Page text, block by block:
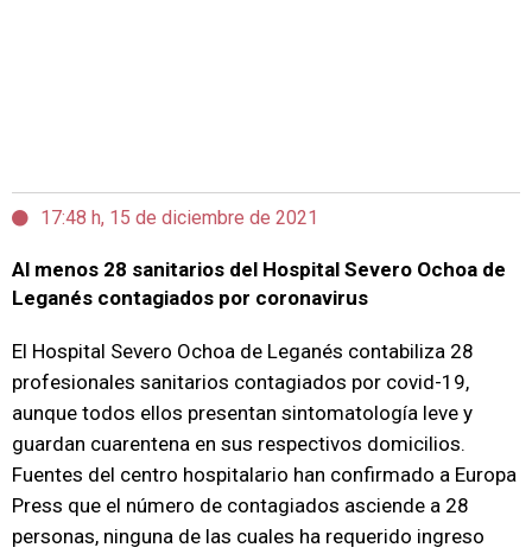
17:48 h, 15 de diciembre de 2021
Al menos 28 sanitarios del Hospital Severo Ochoa de
Leganés contagiados por coronavirus
El Hospital Severo Ochoa de Leganés contabiliza 28
profesionales sanitarios contagiados por covid-19,
aunque todos ellos presentan sintomatología leve y
guardan cuarentena en sus respectivos domicilios.
Fuentes del centro hospitalario han confirmado a Europa
Press que el número de contagiados asciende a 28
personas, ninguna de las cuales ha requerido ingreso